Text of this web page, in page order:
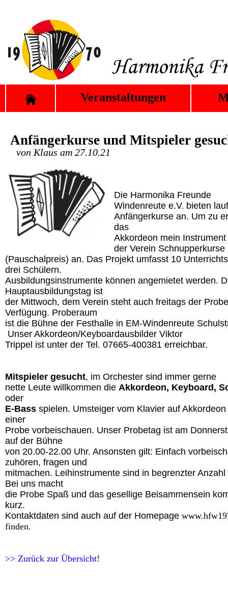
Veranstaltungen
Anfängerkurse und Mitspieler
von Klaus am 27.10.21
Die Harmonika Freunde
Windenreute e.V. bieten
Anfängerkurse an. Um zu
das
Akkordeon mein
der Verein Schnupperkurse
(Pauschalpreis) an. Das Projekt umfasst 10
drei Schülern.
Ausbildungsinstrumente können angemietet werden.
Hauptausbildungstag ist
der Mittwoch, dem Verein steht auch freitags der
Verfügung. Proberaum
ist die Bühne der Festhalle in EM-Windenreute
Unser Akkordeon/Keyboardausbilder Viktor
Trippel ist unter der Tel. 07665-400381 erreichbar.
Mitspieler gesucht, im Orchester sind immer gerne
nette Leute willkommen die Akkordeon, Keyboard,
oder
E-Bass spielen. Umsteiger vom Klavier auf
einer
Probe vorbeischauen. Unser Probetag ist am
auf der Bühne
von 20.00-22.00 Uhr. Ansonsten gilt: Einfach
zuhören, fragen und
mitmachen. Leihinstrumente sind in begrenzter
Bei uns macht
die Probe Spaß und das gesellige Beisammensein
kurz.
Kontaktdaten sind auch auf der Homepage
finden.
>> Zurück zur Übersicht!